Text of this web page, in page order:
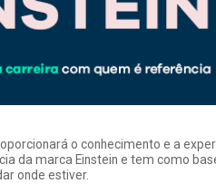
o conhecimento e a
da marca Einstein e tem como
onde estiver.